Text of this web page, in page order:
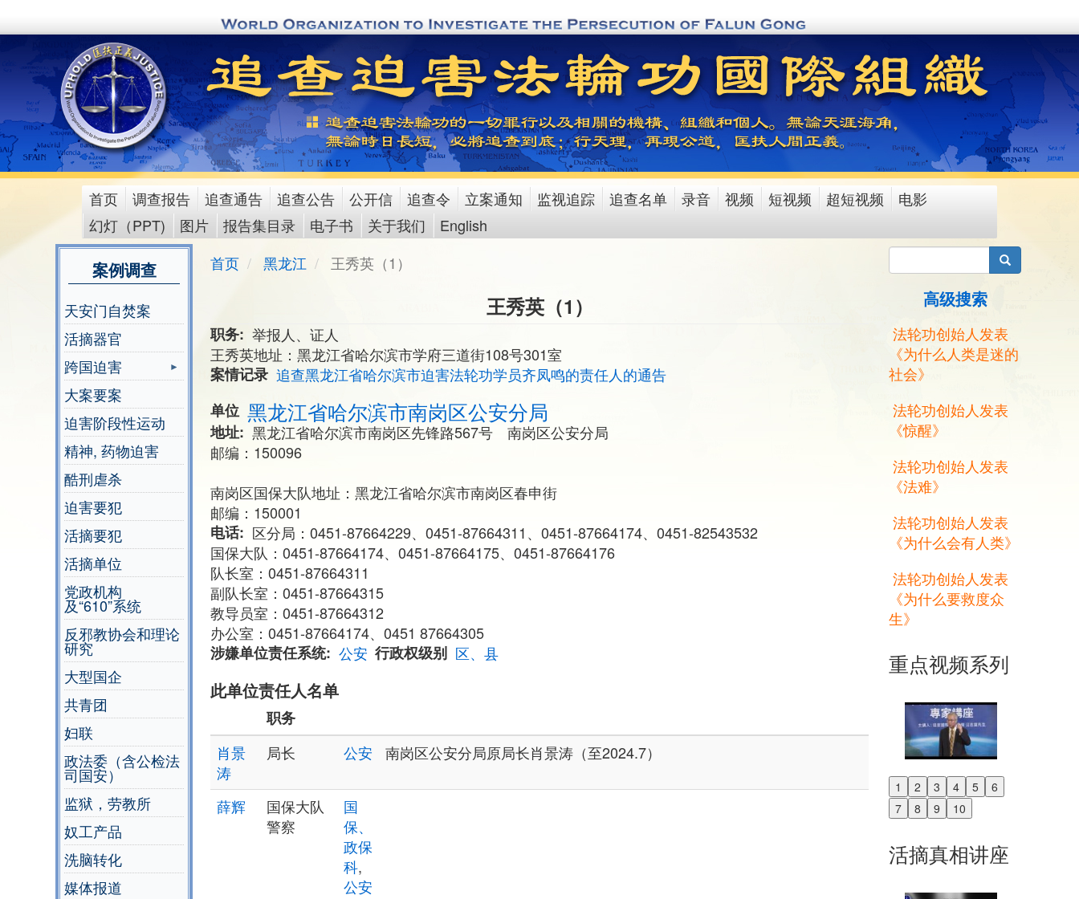
to
content
main
menu
首页 调查报告 追查通告 追查公告 公开信 追查令 立案通知 监视追踪 追查名单 录音 视频 短视频 超短视频
电影
幻灯（PPT)
图片 报告集目录 电子书 关于我们 English
案例调查
天安门自焚案
活摘器官
跨国迫害
大案要案
迫害阶段性运动
精神, 药物迫害
酷刑虐杀
迫害要犯
活摘要犯
活摘单位
党政机构
及“610”系统
反邪教协会和理论
研究
大型国企
共青团
妇联
政法委（含公检法
司国安）
监狱，劳教所
奴工产品
洗脑转化
媒体报道
首页 黑龙江 王秀英（1）
王秀英（1）
职务
举报人、证人
王秀英地址：黑龙江省哈尔滨市学府三道街108号301室
案情记录 追查黑龙江省哈尔滨市迫害法轮功学员齐凤鸣的责任人的通告
单位 黑龙江省哈尔滨市南岗区公安分局
地址
黑龙江省哈尔滨市南岗区先锋路567号 南岗区公安分局
邮编：150096
南岗区国保大队地址：黑龙江省哈尔滨市南岗区春申街
邮编：150001
电话
区分局：0451-87664229、0451-87664311、0451-87664174、0451-82543532
国保大队：0451-87664174、0451-87664175、0451-87664176
队长室：0451-87664311
副队长室：0451-87664315
教导员室：0451-87664312
办公室：0451-87664174、0451 87664305
涉嫌单位责任系统
公安 行政权级别 区、县
此单位责任人名单
职务
肖景
涛
局长 公安 南岗区公安分局原局长肖景涛（至2024.7）
薛辉
国保大队
警察
国
保、
政保
科,
公安
搜索
高级搜索
法轮功创始人发表
《为什么人类是迷的
社会》
法轮功创始人发表
《惊醒》
法轮功创始人发表
《法难》
法轮功创始人发表
《为什么会有人类》
法轮功创始人发表
《为什么要救度众
生》
重点视频系列
1 2 3 4 5
6
7
8 9 10
Previous
Next
活摘真相讲座